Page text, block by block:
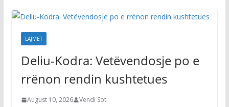
LAJMET
Deliu-Kodra: Vetëvendosje po e
rrënon rendin kushtetues